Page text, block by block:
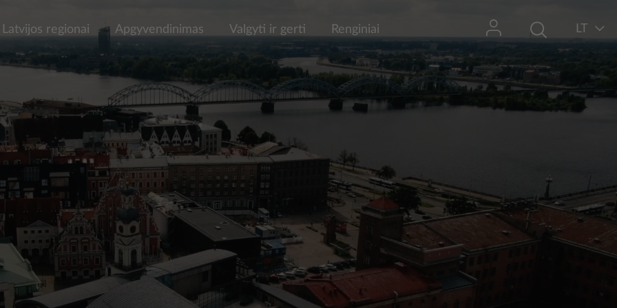
Latvijos regionai Apgyvendinimas Valgyti ir gerti Renginiai LT